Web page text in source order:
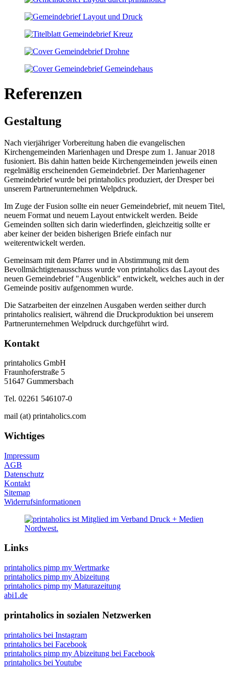
Referenzen
Gestaltung
Nach vierjähriger Vorbereitung haben die evangelischen
Kirchengemeinden Marienhagen und Drespe zum 1. Januar 2018
fusioniert. Bis dahin hatten beide Kirchengemeinden jeweils einen
regelmäßig erscheinenden Gemeindebrief. Der Marienhagener
Gemeindebrief wurde bei printaholics produziert, der Dresper bei
unserem Partnerunternehmen Welpdruck.
Im Zuge der Fusion sollte ein neuer Gemeindebrief, mit neuem Titel,
neuem Format und neuem Layout entwickelt werden. Beide
Gemeinden sollten sich darin wiederfinden, gleichzeitig sollte er
aber keiner der beiden bisherigen Briefe einfach nur
weiterentwickelt werden.
Gemeinsam mit dem Pfarrer und in Abstimmung mit dem
Bevollmächtigtenausschuss wurde von printaholics das Layout des
neuen Gemeindebrief "Augenblick" entwickelt, welches auch in der
Gemeinde positiv aufgenommen wurde.
Die Satzarbeiten der einzelnen Ausgaben werden seither durch
printaholics realisiert, während die Druckproduktion bei unserem
Partnerunternehmen Welpdruck durchgeführt wird.
Kontakt
printaholics GmbH
Fraunhoferstraße 5
51647 Gummersbach
Tel. 02261 546107-0
mail (at) printaholics.com
Wichtiges
Impressum
AGB
Datenschutz
Kontakt
Sitemap
Widerrufsinformationen
Links
printaholics pimp my Wertmarke
printaholics pimp my Abizeitung
printaholics pimp my Maturazeitung
abi1.de
printaholics in sozialen Netzwerken
printaholics bei Instagram
printaholics bei Facebook
printaholics pimp my Abizeitung bei Facebook
printaholics bei Youtube